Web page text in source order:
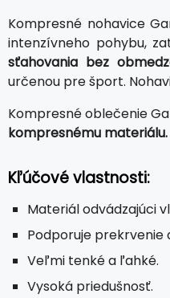
Kompresné nohavice
intenzívneho pohybu,
sťahovania bez
určenou pre šport.
Kompresné oblečenie
kompresnému materiálu.
Kľúčové vlastnosti:
Materiál odvádzajúci
Podporuje prekrvenie
Veľmi tenké a ľahké.
Vysoká priedušnosť.